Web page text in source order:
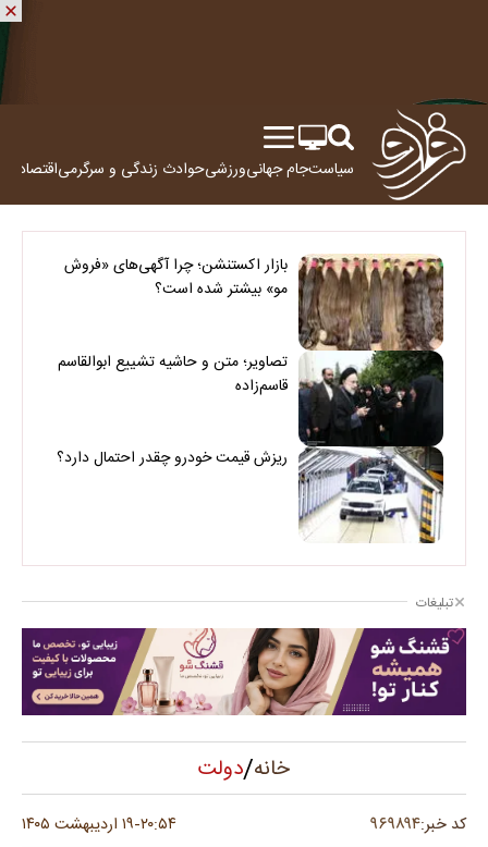
سیاستجام جهانیورزشیحوادث زندگی و سرگرمیاقتصاد
بازار اکستنشن؛ چرا آگهی‌های «فروش
مو» بیشتر شده است؟
تصاویر؛ متن و حاشیه تشییع ابوالقاسم
قاسم‌زاده
ریزش قیمت خودرو چقدر احتمال دارد؟
تبلیغات
خانه/دولت
کد خبر:۹۶۹۸۹۴ ۲۰:۵۴-۱۹ اردیبهشت ۱۴۰۵